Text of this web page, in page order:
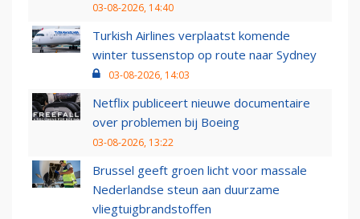
03-08-2026, 14:40
Turkish Airlines verplaatst komende
winter tussenstop op route naar Sydney
03-08-2026, 14:03
Netflix publiceert nieuwe documentaire
over problemen bij Boeing
03-08-2026, 13:22
Brussel geeft groen licht voor massale
Nederlandse steun aan duurzame
vliegtuigbrandstoffen